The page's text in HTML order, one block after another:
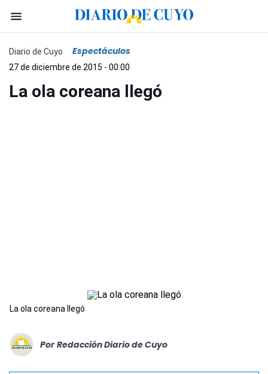
Diario de Cuyo Espectáculos
27 de diciembre de 2015 - 00:00
La ola coreana llegó
La ola coreana llegó
Por Redacción Diario de Cuyo